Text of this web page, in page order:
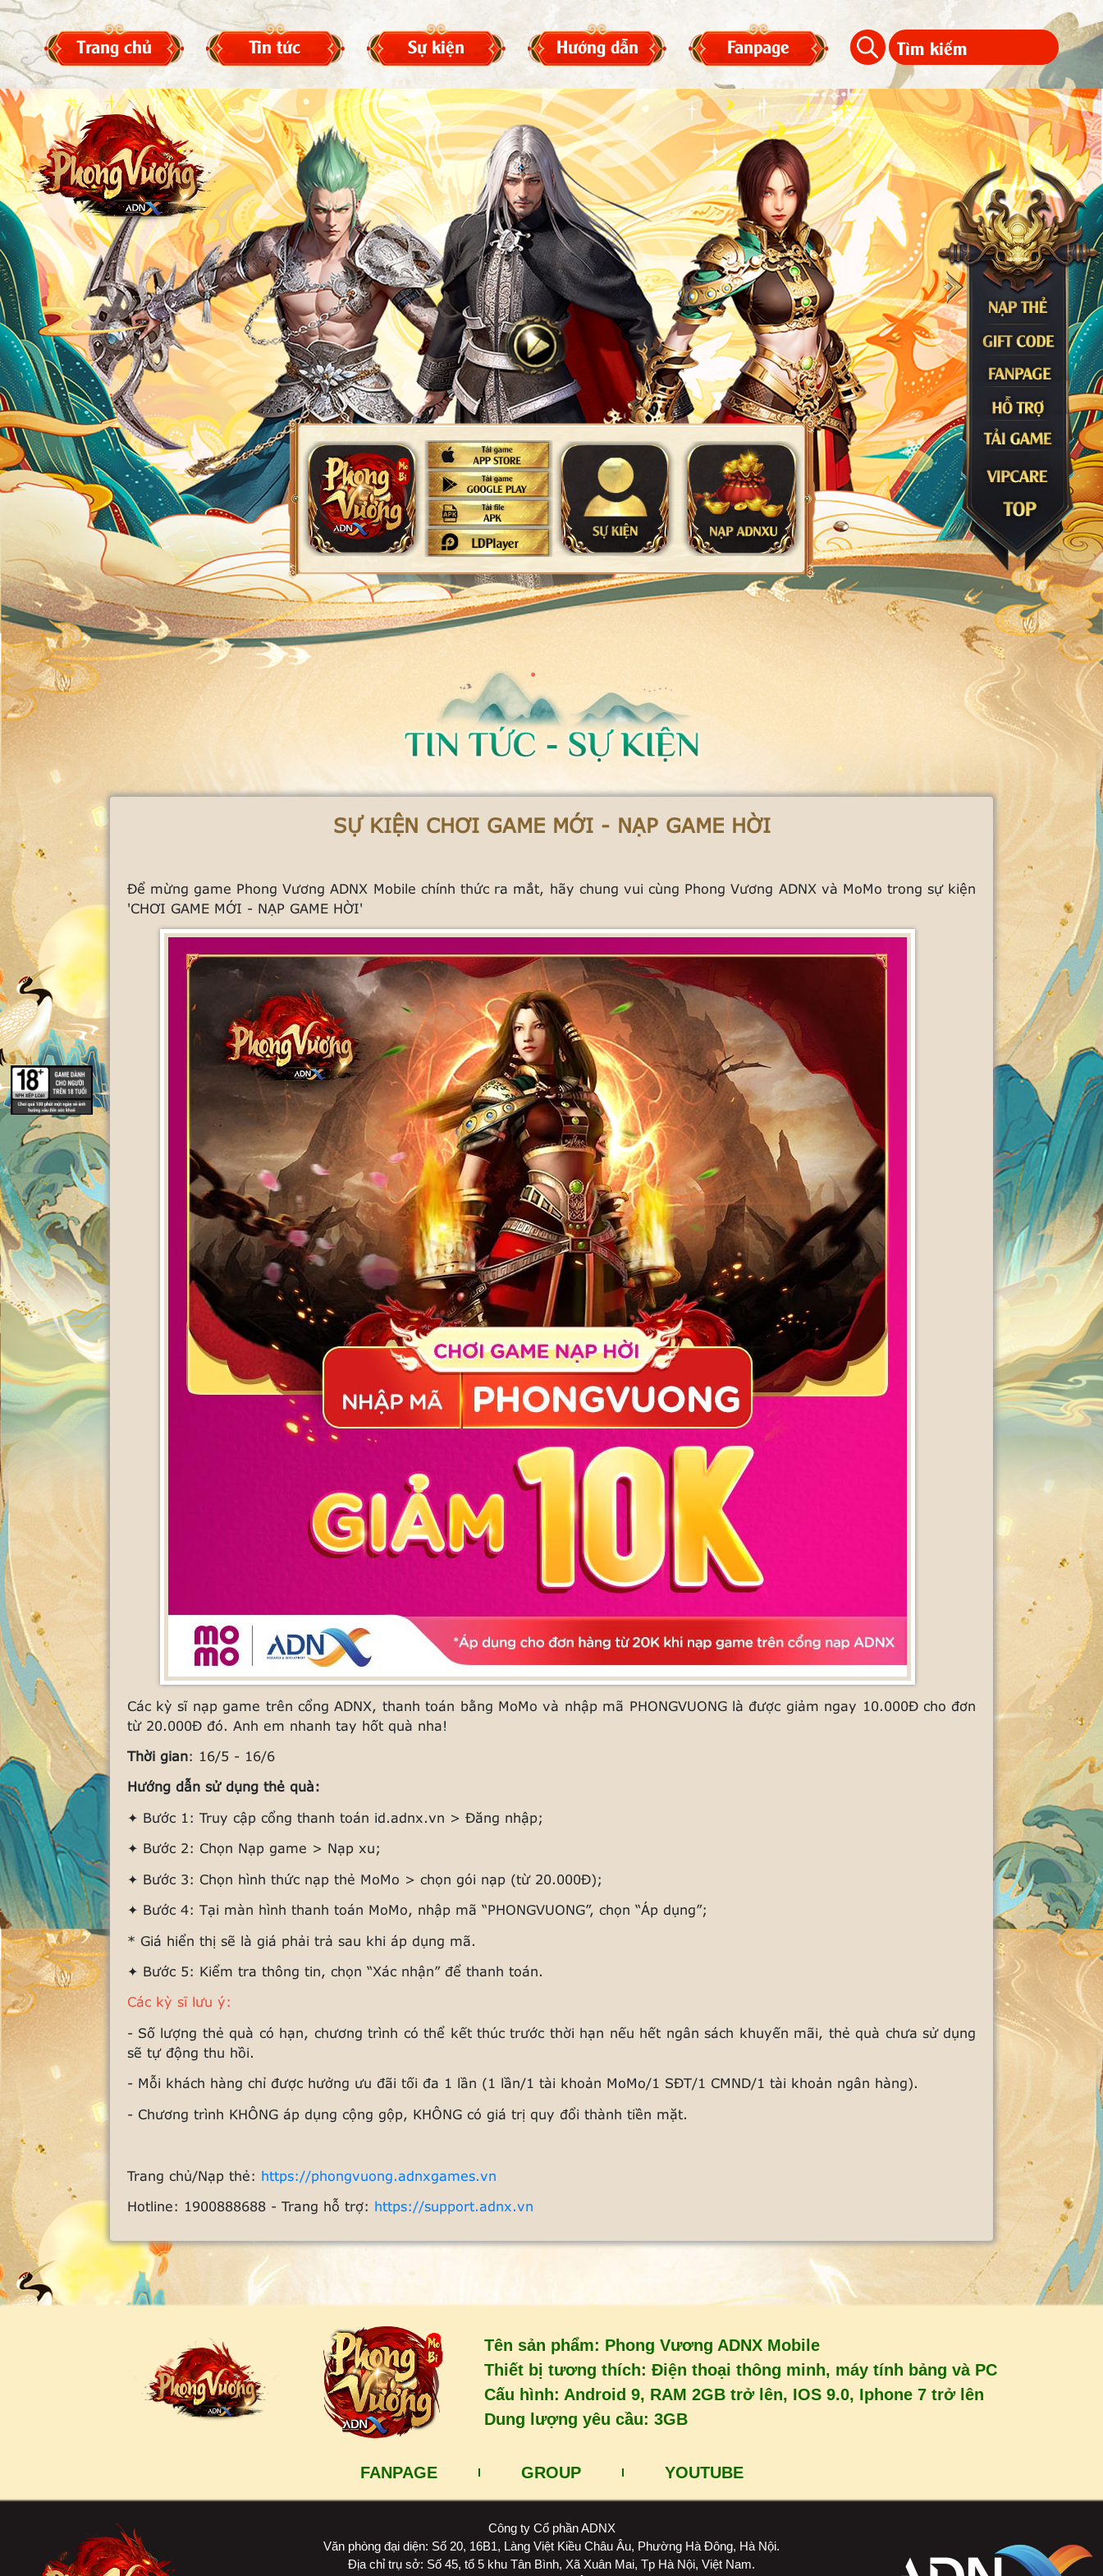
Trang chủ Tin tức Sự kiện Hướng dẫn Fanpage
SỰ KIỆN CHƠI GAME MỚI - NẠP GAME HỜI
Để mừng game Phong Vương ADNX Mobile chính thức ra mắt, hãy chung vui cùng Phong Vương ADNX và MoMo trong sự kiện
'CHƠI GAME MỚI - NẠP GAME HỜI'
Các kỳ sĩ nạp game trên cổng ADNX, thanh toán bằng MoMo và nhập mã PHONGVUONG là được giảm ngay 10.000Đ cho đơn
từ 20.000Đ đó. Anh em nhanh tay hốt quà nha!
Thời gian: 16/5 - 16/6
Hướng dẫn sử dụng thẻ quà:
✦ Bước 1: Truy cập cổng thanh toán id.adnx.vn > Đăng nhập;
✦ Bước 2: Chọn Nạp game > Nạp xu;
✦ Bước 3: Chọn hình thức nạp thẻ MoMo > chọn gói nạp (từ 20.000Đ);
✦ Bước 4: Tại màn hình thanh toán MoMo, nhập mã “PHONGVUONG”, chọn “Áp dụng”;
* Giá hiển thị sẽ là giá phải trả sau khi áp dụng mã.
✦ Bước 5: Kiểm tra thông tin, chọn “Xác nhận” để thanh toán.
Các kỳ sĩ lưu ý:
- Số lượng thẻ quà có hạn, chương trình có thể kết thúc trước thời hạn nếu hết ngân sách khuyến mãi, thẻ quà chưa sử dụng
sẽ tự động thu hồi.
- Mỗi khách hàng chỉ được hưởng ưu đãi tối đa 1 lần (1 lần/1 tài khoản MoMo/1 SĐT/1 CMND/1 tài khoản ngân hàng).
- Chương trình KHÔNG áp dụng cộng gộp, KHÔNG có giá trị quy đổi thành tiền mặt.
Trang chủ/Nạp thẻ: https://phongvuong.adnxgames.vn
Hotline: 1900888688 - Trang hỗ trợ: https://support.adnx.vn
Tên sản phẩm: Phong Vương ADNX Mobile
Thiết bị tương thích: Điện thoại thông minh, máy tính bảng và PC
Cấu hình: Android 9, RAM 2GB trở lên, IOS 9.0, Iphone 7 trở lên
Dung lượng yêu cầu: 3GB
FANPAGE GROUP YOUTUBE
Công ty Cổ phần ADNX
Văn phòng đại diện: Số 20, 16B1, Làng Việt Kiều Châu Âu, Phường Hà Đông, Hà Nội.
Địa chỉ trụ sở: Số 45, tổ 5 khu Tân Bình, Xã Xuân Mai, Tp Hà Nội, Việt Nam.